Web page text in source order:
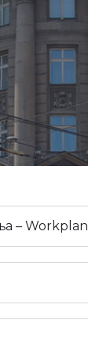
– Workplan